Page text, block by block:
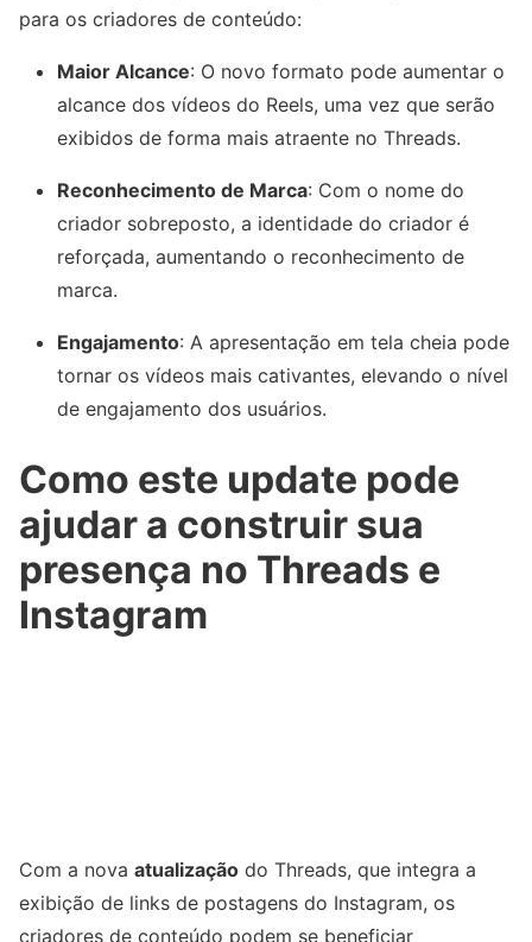
para os criadores de conteúdo:
Maior Alcance: O novo formato pode aumentar o
alcance dos vídeos do Reels, uma vez que serão
exibidos de forma mais atraente no Threads.
Reconhecimento de Marca: Com o nome do
criador sobreposto, a identidade do criador é
reforçada, aumentando o reconhecimento de
marca.
Engajamento: A apresentação em tela cheia pode
tornar os vídeos mais cativantes, elevando o nível
de engajamento dos usuários.
Como este update pode
ajudar a construir sua
presença no Threads e
Instagram
Com a nova atualização do Threads, que integra a
exibição de links de postagens do Instagram, os
criadores de conteúdo podem se beneficiar